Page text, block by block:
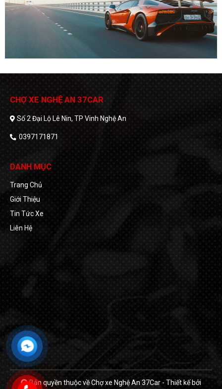
CHỢ XE NGHỆ AN 37CAR
Số 2 Đại Lộ Lê Nin, TP Vinh Nghệ An
0397171871
DANH MỤC
Trang Chủ
Giới Thiệu
Tin Tức Xe
Liên Hệ
Bản quyền thuộc về Chợ xe Nghệ An 37Car - Thiết kế bởi